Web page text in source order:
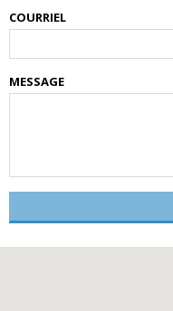
COURRIEL
MESSAGE